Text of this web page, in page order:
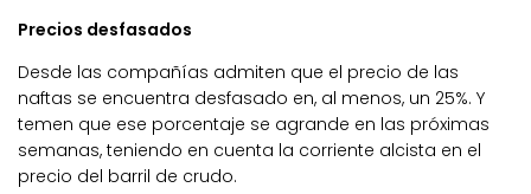
Precios desfasados
Desde las compañías admiten que el precio de las
naftas se encuentra desfasado en, al menos, un 25%. Y
temen que ese porcentaje se agrande en las próximas
semanas, teniendo en cuenta la corriente alcista en el
precio del barril de crudo.